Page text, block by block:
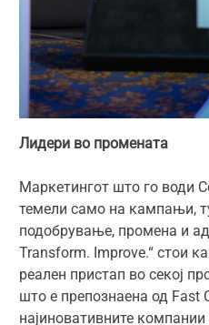
Лидери во промената
Маркетингот што го води
темели само на кампањи,
подобрување, промена и
Transform. Improve.“ стои
реален пристап во секој
што е препознаена од Fast
најиновативните